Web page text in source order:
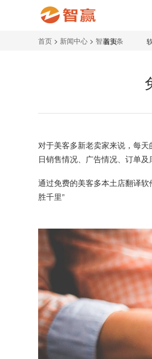
首页
首页 > 新闻中心 > 智赢头条
对于美客多新老卖家来说，每
日销售情况、广告情况、订单
通过免费的美客多本土店翻译
胜千里”